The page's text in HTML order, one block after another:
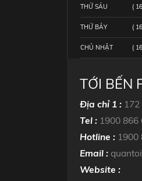
THỨ SÁU (
THỨ BẢY (
CHỦ NHẬT (
TỚI BẾN
Địa chỉ 1 :
Tel : 1900 866
Hotline : 1900
Email :
Website :